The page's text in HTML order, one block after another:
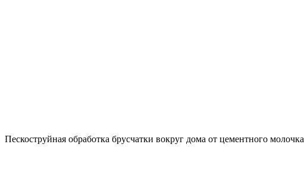
Пескоструйная обработка брусчатки вокруг дома от цементного молочка